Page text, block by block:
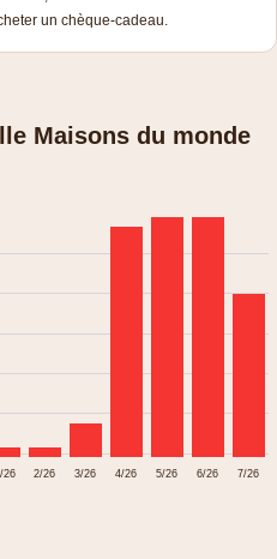
un chèque-cadeau.
Maisons du monde
26 2/26 3/26 4/26 5/26 6/26 7/26